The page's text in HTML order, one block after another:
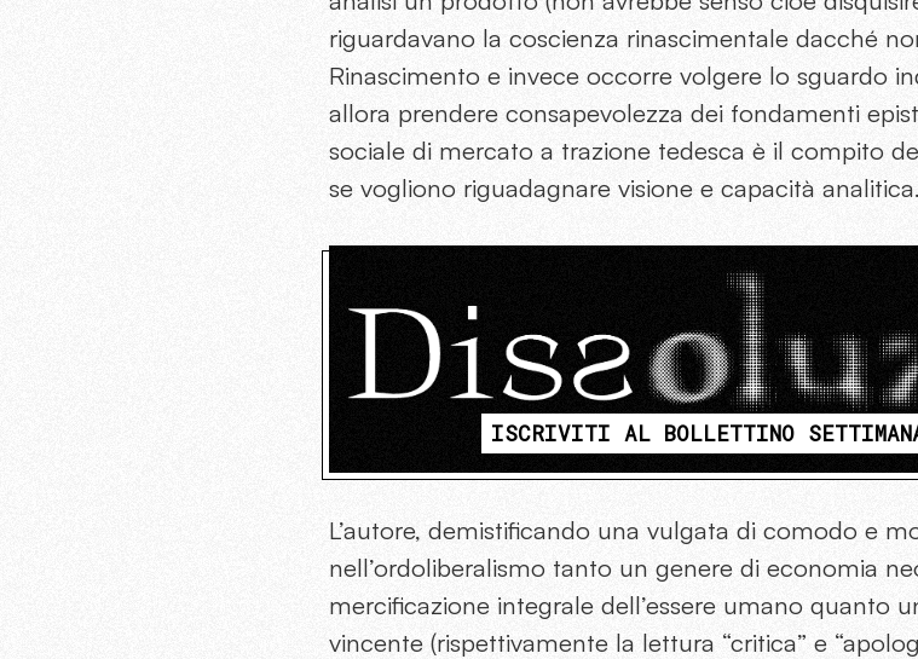
riguardavano la coscienza rinascimentale dacché
Rinascimento e invece occorre volgere lo sguardo
allora prendere consapevolezza dei fondamenti
sociale di mercato a trazione tedesca è il compito
se vogliono riguadagnare visione e capacità analitica.
ISCRIVITI AL BOLLETTINO
L’autore, demistificando una vulgata di comodo e
nell’ordoliberalismo tanto un genere di economia
mercificazione integrale dell’essere umano quanto
vincente (rispettivamente la lettura “critica” e